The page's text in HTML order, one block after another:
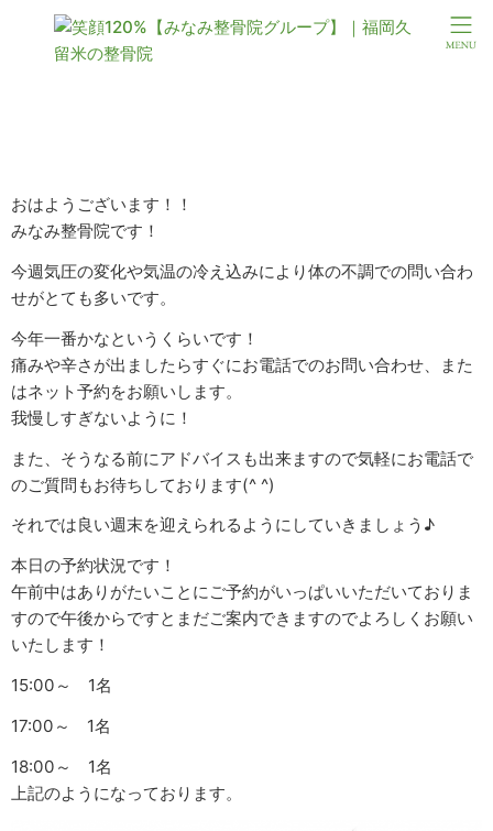
おはようございます！！
みなみ整骨院です！
今週気圧の変化や気温の冷え込みにより体の不調での問い合わ
せがとても多いです。
今年一番かなというくらいです！
痛みや辛さが出ましたらすぐにお電話でのお問い合わせ、また
はネット予約をお願いします。
我慢しすぎないように！
また、そうなる前にアドバイスも出来ますので気軽にお電話で
のご質問もお待ちしております(^ ^)
それでは良い週末を迎えられるようにしていきましょう♪
本日の予約状況です！
午前中はありがたいことにご予約がいっぱいいただいておりま
すので午後からですとまだご案内できますのでよろしくお願い
いたします！
15:00～ 1名
17:00～ 1名
18:00～ 1名
上記のようになっております。